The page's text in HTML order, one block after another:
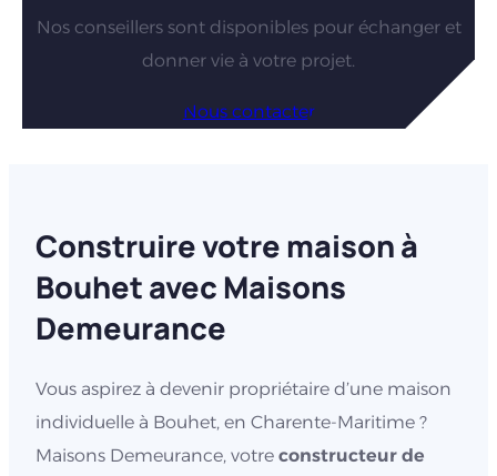
Nos conseillers sont disponibles pour échanger et
donner vie à votre projet.
Nous contacter
Construire votre maison à
Bouhet avec Maisons
Demeurance
Vous aspirez à devenir propriétaire d’une maison
individuelle à Bouhet, en Charente-Maritime ?
Maisons Demeurance, votre constructeur de